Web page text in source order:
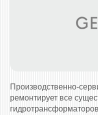
Производственно-
ремонтирует все